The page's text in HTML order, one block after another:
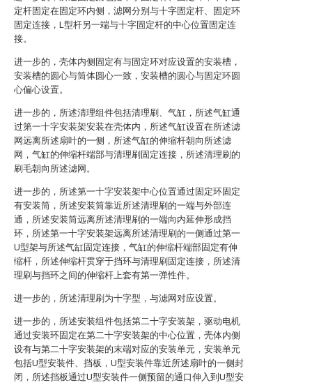
定杆固定在固定环内侧，滤网分别与十字固定杆、固定环
固定连接，L型杆另一端与十字固定杆的中心位置固定连
接。
进一步的，壳体内侧固定有与固定环对应设置的安装槽，
安装槽的圆心与筒体圆心一致，安装槽的圆心与固定环圆
心偏心设置。
进一步的，所述清理组件包括清理刷、气缸，所述气缸通
过第一十字安装架安装在壳体内，所述气缸设置在所述滤
网远离所述扇叶的一侧，所述气缸的伸缩杆朝向所述滤
网，气缸的伸缩杆端部与清理刷固定连接，所述清理刷的
刷毛朝向所述滤网。
进一步的，所述第一十字安装架中心位置通过固定环固定
有安装筒，所述安装筒靠近所述清理刷的一端与外部连
通，所述安装筒远离所述清理刷的一端向内延伸形成挡
环，所述第一十字安装架远离所述清理刷的一侧通过第一
U型架与所述气缸固定连接，气缸的伸缩杆端部固定有伸
缩杆，所述伸缩杆贯穿于挡环与清理刷固定连接，所述清
理刷与挡环之间的伸缩杆上套有第一弹性件。
进一步的，所述清理刷为十字型，与滤网对应设置。
进一步的，所述安装组件包括第二十字安装架，驱动电机
通过安装环固定在第二十字安装架的中心位置，壳体内侧
设有与第二十字安装架的末端对应的安装单元，安装单元
包括U型安装件、挡板，U型安装件靠近所述扇叶的一侧封
闭，所述挡板通过U型安装件一侧预留的通口伸入到U型安